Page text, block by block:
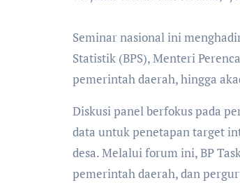
‎Seminar nasional ini
Statistik (BPS), Menteri
pemerintah daerah, hingga
Diskusi panel berfokus pada
data untuk penetapan target
desa. Melalui forum ini, BP
pemerintah daerah, dan